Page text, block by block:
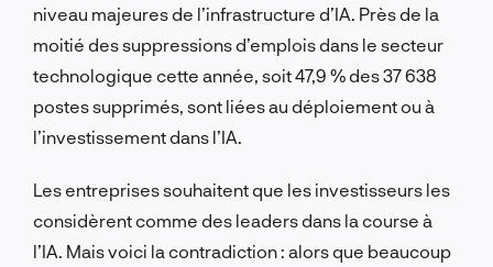
niveau majeures de l’infrastructure d’IA. Près de la
moitié des suppressions d’emplois dans le secteur
technologique cette année, soit 47,9 % des 37 638
postes supprimés, sont liées au déploiement ou à
l’investissement dans l’IA.
Les entreprises souhaitent que les investisseurs les
considèrent comme des leaders dans la course à
l’IA. Mais voici la contradiction : alors que beaucoup